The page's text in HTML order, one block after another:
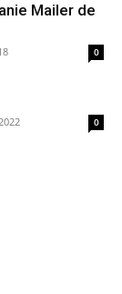
Mailer de
0
0